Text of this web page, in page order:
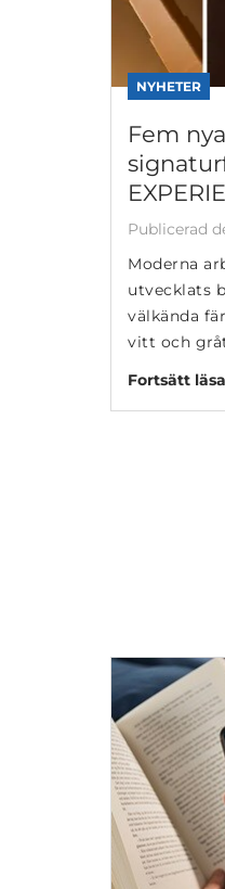
NYHETER
Fem nya
Publicerad
Moderna
utvecklats
välkända
vitt och
Fortsätt läsa
TEKNIK &
App-
utan att
partner
Appen